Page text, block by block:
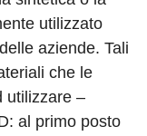
utilizzato
aziende. Tali
che le
utilizzare –
al primo posto